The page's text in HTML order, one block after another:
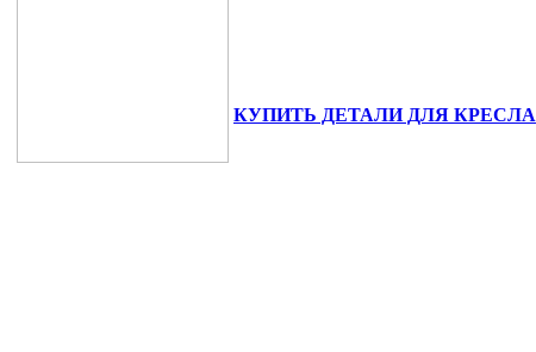
КУПИТЬ ДЕТАЛИ ДЛЯ КРЕСЛА